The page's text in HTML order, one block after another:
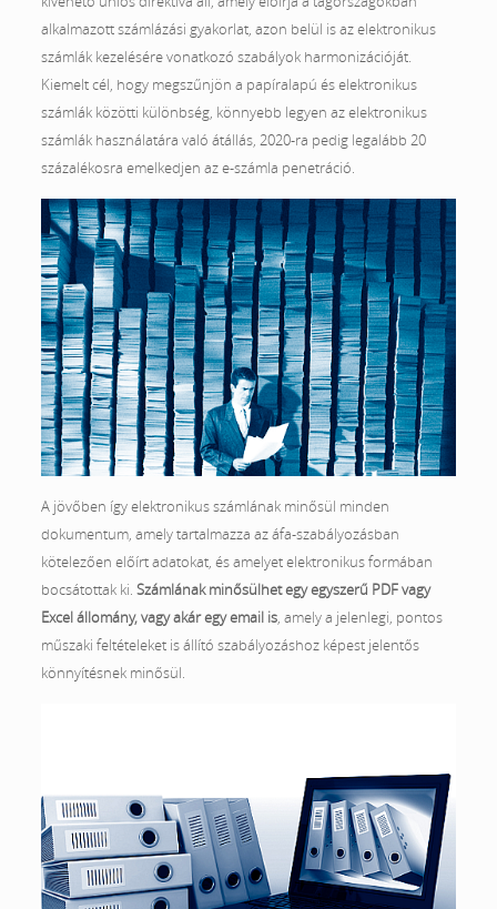
alkalmazott számlázási gyakorlat, azon belül is az elektronikus
számlák kezelésére vonatkozó szabályok harmonizációját.
Kiemelt cél, hogy megszűnjön a papíralapú és elektronikus
számlák közötti különbség, könnyebb legyen az elektronikus
számlák használatára való átállás, 2020-ra pedig legalább 20
százalékosra emelkedjen az e-számla penetráció.
A jövőben így elektronikus számlának minősül minden
dokumentum, amely tartalmazza az áfa-szabályozásban
kötelezően előírt adatokat, és amelyet elektronikus formában
bocsátottak ki. Számlának minősülhet egy egyszerű PDF vagy
Excel állomány, vagy akár egy email is, amely a jelenlegi, pontos
műszaki feltételeket is állító szabályozáshoz képest jelentős
könnyítésnek minősül.